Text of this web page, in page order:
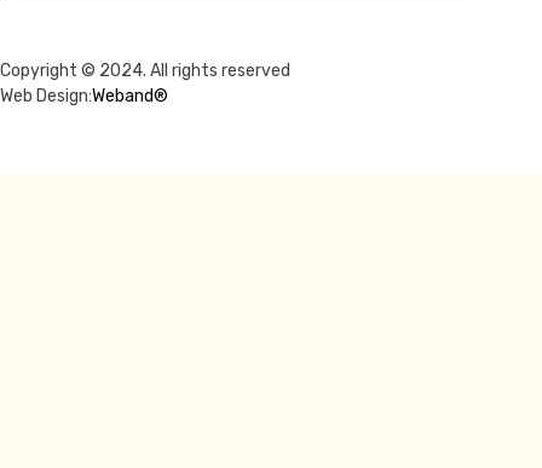
Copyright © 2024. All rights reserved
Web Design:Weband®